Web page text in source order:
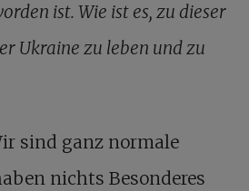
ist. Wie ist es, zu dieser
Ukraine zu leben und zu
sind ganz normale
nichts Besonderes